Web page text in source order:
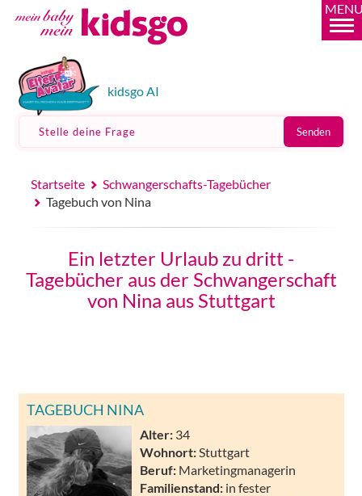
kidsgo AI
Stelle deine Frage Senden
Startseite
Schwangerschafts-Tagebücher
Tagebuch von Nina
Ein letzter Urlaub zu dritt -
Tagebücher aus der Schwangerschaft
von Nina aus Stuttgart
TAGEBUCH NINA
Alter: 34
Wohnort: Stuttgart
Beruf: Marketingmanagerin
Familienstand: in fester